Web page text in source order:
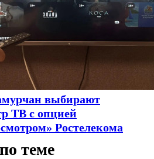
выбирают
ТВ с опцией
Ростелекома
теме